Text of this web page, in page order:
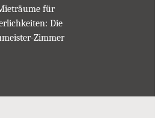
für
Die
Zimmer